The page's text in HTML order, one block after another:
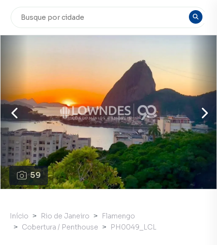
59
Início Rio de Janeiro
Flamengo
Cobertura / Penthouse
PH0049_LCL